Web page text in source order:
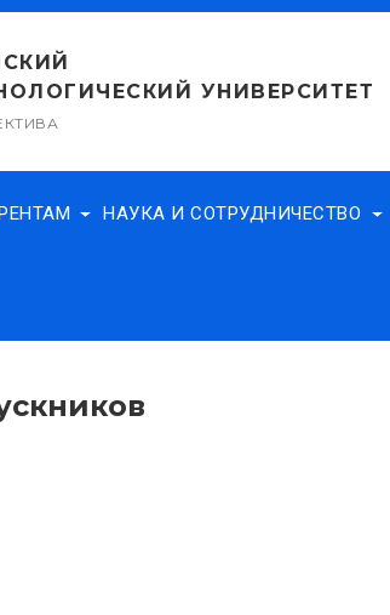
УНИВЕРСИТЕТ
НАУКА И СОТРУДНИЧЕСТВО